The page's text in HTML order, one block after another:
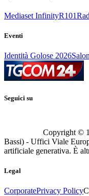
Mediaset InfinityR101
Eventi
Identità Golose 2026
Seguici su
Copyright ©
Bassi) - Uffici Viale
artificiale generativa. È
Legal
CorporatePrivacy Policy